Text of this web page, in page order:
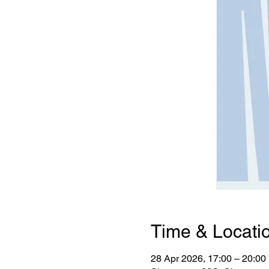
Time &
28 Apr 2026, 17:00 – 20:00